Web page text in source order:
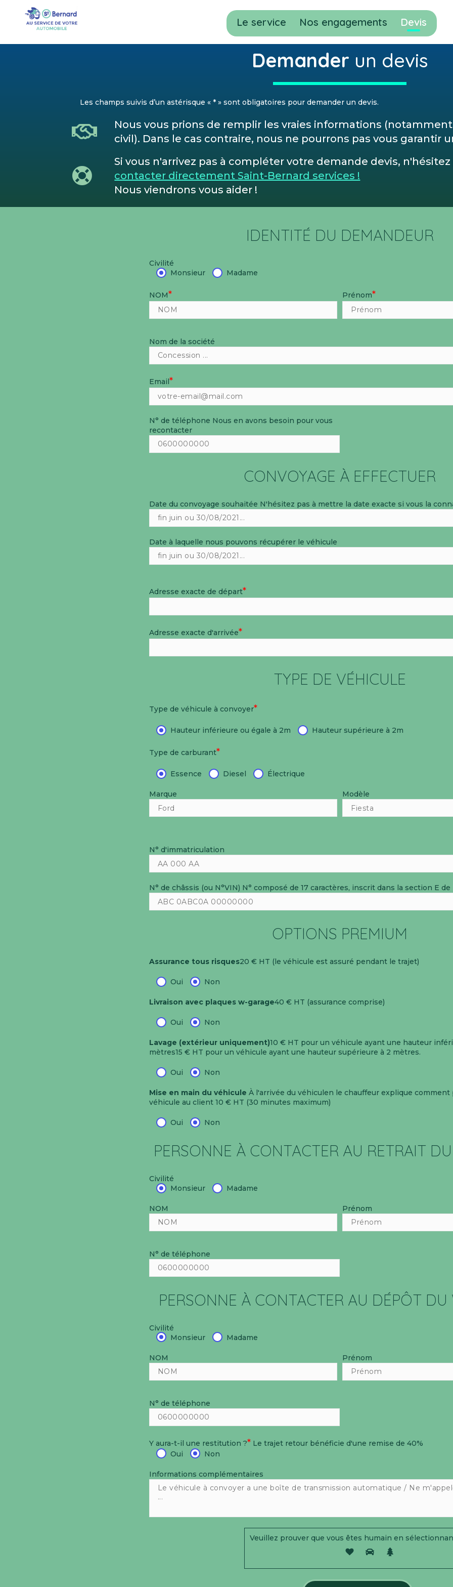
Le service Nos engagements Devis
Demander un devis
Les champs suivis d’un astérisque « * » sont obligatoires pour demander un devis.
Nous vous prions de remplir les vraies informations
civil). Dans le cas contraire, nous ne pourrons pas vous garantir
Si vous n'arrivez pas à compléter votre demande devis, n'hésitez
contacter directement Saint-Bernard services !
Nous viendrons vous aider !
IDENTITÉ DU DEMANDEUR
Civilité
Monsieur
Madame
NOM* Prénom*
Nom de la société
Email*
N° de téléphone Nous en avons besoin pour vous
recontacter
CONVOYAGE À EFFECTUER
Date du convoyage souhaitée N'hésitez pas à mettre la date exacte si vous la
Date à laquelle nous pouvons récupérer le véhicule
Adresse exacte de départ*
Adresse exacte d'arrivée*
TYPE DE VÉHICULE
Type de véhicule à convoyer*
Hauteur inférieure ou égale à 2m Hauteur supérieure à 2m
Type de carburant*
Essence Diesel Électrique
Marque Modèle
N° d'immatriculation
N° de châssis (ou N°VIN) N° composé de 17 caractères, inscrit dans la section E
OPTIONS PREMIUM
Assurance tous risques20 € HT (le véhicule est assuré pendant le trajet)
Oui Non
Livraison avec plaques w-garage40 € HT (assurance comprise)
Oui Non
Lavage (extérieur uniquement)10 € HT pour un véhicule ayant une hauteur
mètres15 € HT pour un véhicule ayant une hauteur supérieure à 2 mètres.
Oui Non
Mise en main du véhicule À l'arrivée du véhiculen le chauffeur explique
véhicule au client 10 € HT (30 minutes maximum)
Oui Non
PERSONNE À CONTACTER AU RETRAIT
Civilité
Monsieur
Madame
NOM Prénom
N° de téléphone
PERSONNE À CONTACTER AU DÉPÔT DU
Civilité
Monsieur
Madame
NOM Prénom
N° de téléphone
Y aura-t-il une restitution ?* Le trajet retour bénéficie d'une remise de 40%
Oui
Non
Informations complémentaires
Veuillez prouver que vous êtes humain en